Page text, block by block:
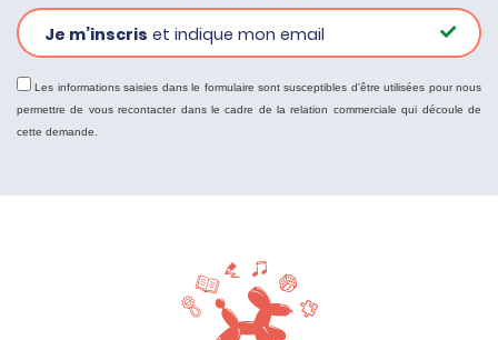
Je m’inscris et indique mon email
Les informations saisies dans le formulaire sont susceptibles d'être utilisées pour nous
permettre de vous recontacter dans le cadre de la relation commerciale qui découle de
cette demande.